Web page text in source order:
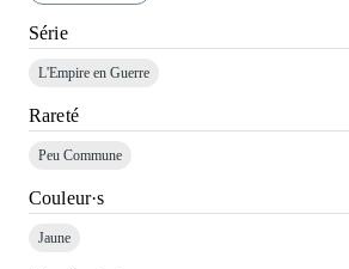
Série
L'Empire en Guerre
Rareté
Peu Commune
Couleur·s
Jaune